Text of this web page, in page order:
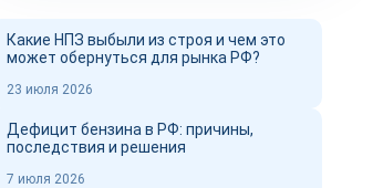
Какие НПЗ выбыли из строя и чем это
может обернуться для рынка РФ?
23 июля 2026
Дефицит бензина в РФ: причины,
последствия и решения
7 июля 2026